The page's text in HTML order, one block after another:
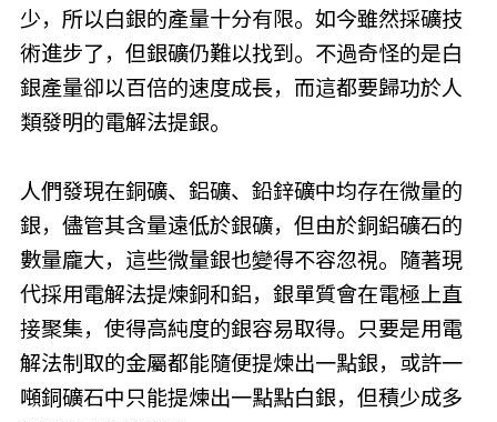
少，所以白銀的產量十分有限。如今雖然採礦技
術進步了，但銀礦仍難以找到。不過奇怪的是白
銀產量卻以百倍的速度成長，而這都要歸功於人
類發明的電解法提銀。
人們發現在銅礦、鋁礦、鉛鋅礦中均存在微量的
銀，儘管其含量遠低於銀礦，但由於銅鋁礦石的
數量龐大，這些微量銀也變得不容忽視。隨著現
代採用電解法提煉銅和鋁，銀單質會在電極上直
接聚集，使得高純度的銀容易取得。只要是用電
解法制取的金屬都能隨便提煉出一點銀，或許一
噸銅礦石中只能提煉出一點點白銀，但積少成多